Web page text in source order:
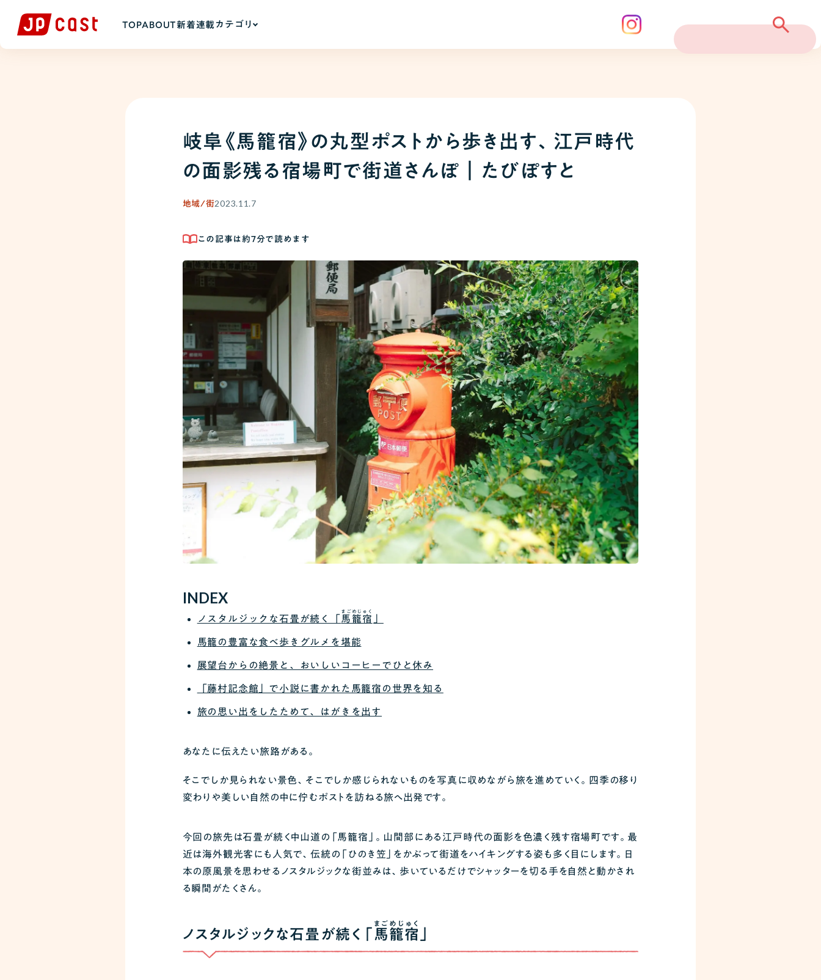
TOPABOUT新着 連載 カテゴリ
岐阜《馬籠宿》の丸型ポストから歩き出す、江戸時代
の面影残る宿場町で街道さんぽ｜たびぽすと
地域/街2023.11.7
この記事は約7分で読めます
INDEX
ノスタルジックな石畳が続く「 馬籠宿
まごめじゅく
馬籠の豊富な食べ歩きグルメを堪能
展望台からの絶景と、おいしいコーヒーでひと休み
「藤村記念館」で小説に書かれた馬籠宿の世界を知る
旅の思い出をしたためて、はがきを出す
あなたに伝えたい旅路がある。
そこでしか見られない景色、そこでしか感じられないものを写真に収めながら旅を進めていく。四季の移り
変わりや美しい自然の中に佇むポストを訪ねる旅へ出発です。
今回の旅先は石畳が続く中山道の「馬籠宿」。山間部にある江戸時代の面影を色濃く残す宿場町です。最
近は海外観光客にも人気で、伝統の「ひのき笠」をかぶって街道をハイキングする姿も多く目にします。日
本の原風景を思わせるノスタルジックな街並みは、歩いているだけでシャッターを切る手を自然と動かされ
る瞬間がたくさん。
ノスタルジックな石畳が続く「 馬籠宿
まごめじゅく